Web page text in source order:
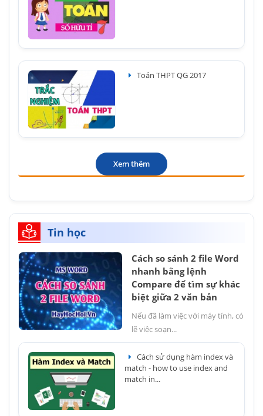
Toán THPT QG 2017
Xem thêm
Tin học
Cách so sánh 2 file Word
nhanh bằng lệnh
Compare để tìm sự khác
biệt giữa 2 văn bản
Nếu đã làm việc với máy tính, có
lẽ việc soạn...
Cách sử dụng hàm index và
match - how to use index and
match in...